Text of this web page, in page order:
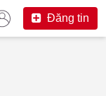
Đăng tin